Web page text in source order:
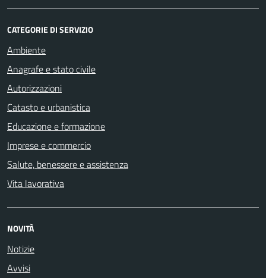
CATEGORIE DI SERVIZIO
Ambiente
Anagrafe e stato civile
Autorizzazioni
Catasto e urbanistica
Educazione e formazione
Imprese e commercio
Salute, benessere e assistenza
Vita lavorativa
NOVITÀ
Notizie
Avvisi